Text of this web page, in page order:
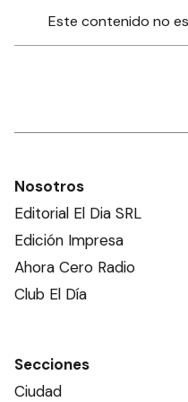
Este contenido no
Nosotros
Editorial El Dia SRL
Edición Impresa
Ahora Cero Radio
Club El Día
Secciones
Ciudad